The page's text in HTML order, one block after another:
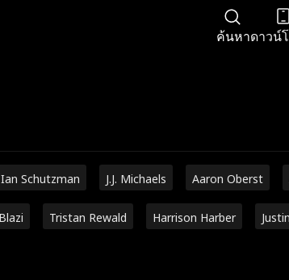
ค้นหาดาวน์
Ian Schutzman J.J. Michaels Aaron Oberst
Tristan Rewald Harrison Harber